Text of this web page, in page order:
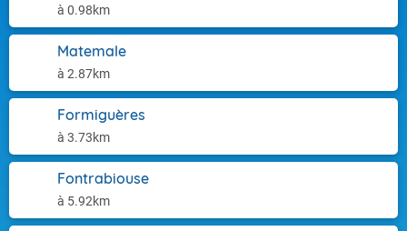
à 0.98km
Matemale
à 2.87km
Formiguères
à 3.73km
Fontrabiouse
à 5.92km